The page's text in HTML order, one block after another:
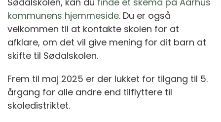
kommunens hjemmeside. Du er også
velkommen til at kontakte skolen for at
afklare, om det vil give mening for dit barn at
skifte til Sødalskolen.
Frem til maj 2025 er der lukket for tilgang til 5.
årgang for alle andre end tilflyttere til
skoledistriktet.